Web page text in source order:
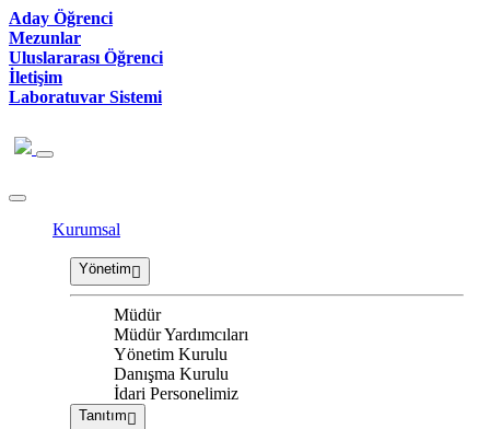
Aday Öğrenci
Mezunlar
Uluslararası Öğrenci
İletişim
Laboratuvar Sistemi
Kurumsal
Yönetim
Müdür
Müdür Yardımcıları
Yönetim Kurulu
Danışma Kurulu
İdari Personelimiz
Tanıtım